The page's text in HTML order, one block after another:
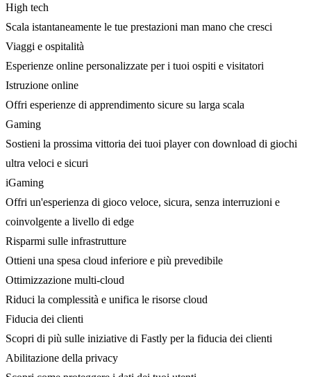
High tech
Scala istantaneamente le tue prestazioni man mano che cresci
Viaggi e ospitalità
Esperienze online personalizzate per i tuoi ospiti e visitatori
Istruzione online
Offri esperienze di apprendimento sicure su larga scala
Gaming
Sostieni la prossima vittoria dei tuoi player con download di giochi
ultra veloci e sicuri
iGaming
Offri un'esperienza di gioco veloce, sicura, senza interruzioni e
coinvolgente a livello di edge
Risparmi sulle infrastrutture
Ottieni una spesa cloud inferiore e più prevedibile
Ottimizzazione multi-cloud
Riduci la complessità e unifica le risorse cloud
Fiducia dei clienti
Scopri di più sulle iniziative di Fastly per la fiducia dei clienti
Abilitazione della privacy